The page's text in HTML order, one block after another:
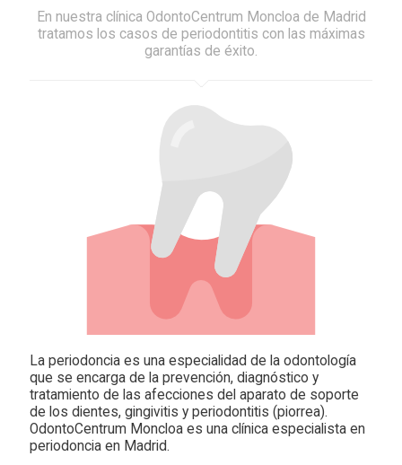
En nuestra clínica OdontoCentrum Moncloa de Madrid
tratamos los casos de periodontitis con las máximas
garantías de éxito.
La periodoncia es una especialidad de la odontología
que se encarga de la prevención, diagnóstico y
tratamiento de las afecciones del aparato de soporte
de los dientes, gingivitis y periodontitis (piorrea).
OdontoCentrum Moncloa es una clínica especialista en
periodoncia en Madrid.